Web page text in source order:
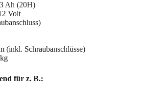
Ah (20H)
Volt
(inkl. Schraubanschlüsse)
für z. B.: